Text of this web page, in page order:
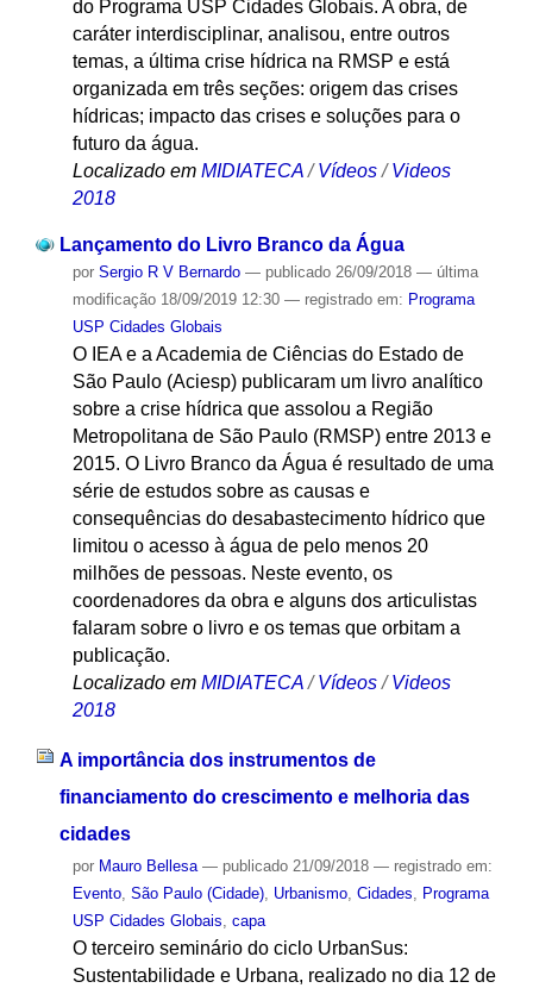
do Programa USP Cidades Globais. A obra, de
caráter interdisciplinar, analisou, entre outros
temas, a última crise hídrica na RMSP e está
organizada em três seções: origem das crises
hídricas; impacto das crises e soluções para o
futuro da água.
Localizado em MIDIATECA /Vídeos /Videos
2018
Lançamento do Livro Branco da Água
por Sergio R V Bernardo — publicado26/09/2018 — última
modificação18/09/2019 12:30 — registrado em: Programa
USP Cidades Globais
O IEA e a Academia de Ciências do Estado de
São Paulo (Aciesp) publicaram um livro analítico
sobre a crise hídrica que assolou a Região
Metropolitana de São Paulo (RMSP) entre 2013 e
2015. O Livro Branco da Água é resultado de uma
série de estudos sobre as causas e
consequências do desabastecimento hídrico que
limitou o acesso à água de pelo menos 20
milhões de pessoas. Neste evento, os
coordenadores da obra e alguns dos articulistas
falaram sobre o livro e os temas que orbitam a
publicação.
Localizado em MIDIATECA /Vídeos /Videos
2018
A importância dos instrumentos de
financiamento do crescimento e melhoria das
cidades
por Mauro Bellesa — publicado21/09/2018 — registrado em:
Evento, São Paulo (Cidade), Urbanismo, Cidades, Programa
USP Cidades Globais, capa
O terceiro seminário do ciclo UrbanSus:
Sustentabilidade e Urbana, realizado no dia 12 de